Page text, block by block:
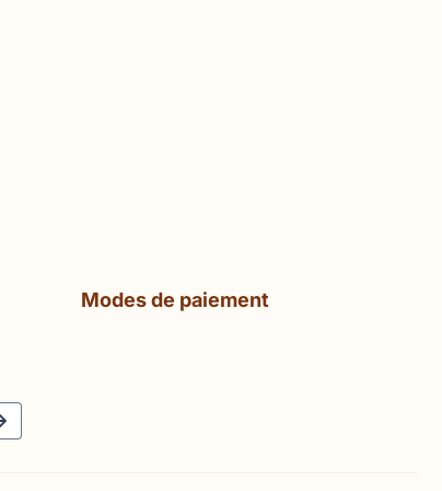
Modes de paiement